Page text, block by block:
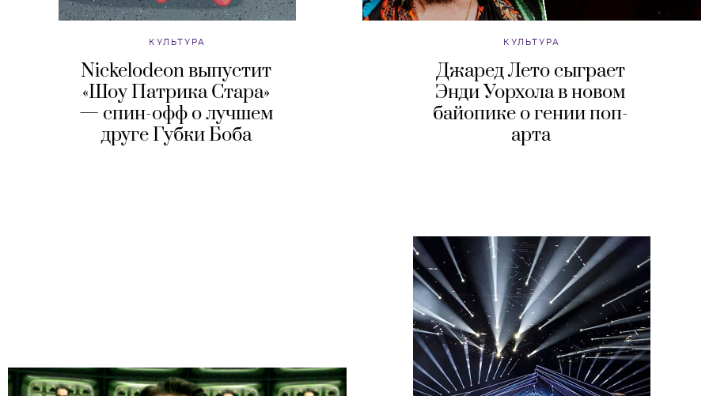
КУЛЬТУРА
Nickelodeon выпустит
«Шоу Патрика Стара»
— спин-офф о лучшем
друге Губки Боба
КУЛЬТУРА
Джаред Лето сыграет
Энди Уорхола в новом
байопике о гении поп-
арта